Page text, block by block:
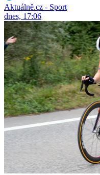
Aktuálně.cz - Sport
dnes, 17:06